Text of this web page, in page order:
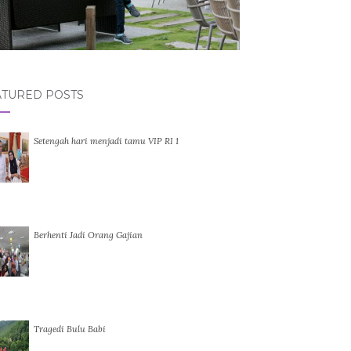
POSTS
Setengah hari menjadi tamu VIP RI 1
Berhenti Jadi Orang Gajian
Tragedi Bulu Babi